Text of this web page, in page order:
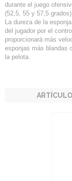
durante el juego
(52,5, 55 y 57,5
La dureza de la
del jugador por el
proporcionará más
esponjas más blandas
la pelota.